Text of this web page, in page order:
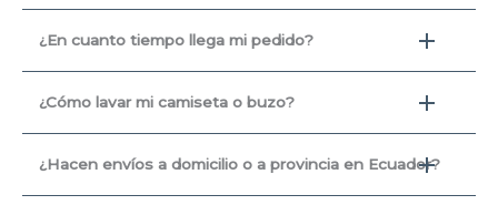
¿En cuanto tiempo llega mi pedido?
¿Cómo lavar mi camiseta o buzo?
¿Hacen envíos a domicilio o a provincia en Ecuador?